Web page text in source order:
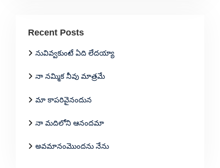
Recent Posts
నువివ్వకుంటే ఏది లేదయ్యా
నా నమ్మిక నీవు మాత్రమే
మా కాపరివైనందున
నా మదిలోని ఆనందమా
అవమానంమొందను నేను